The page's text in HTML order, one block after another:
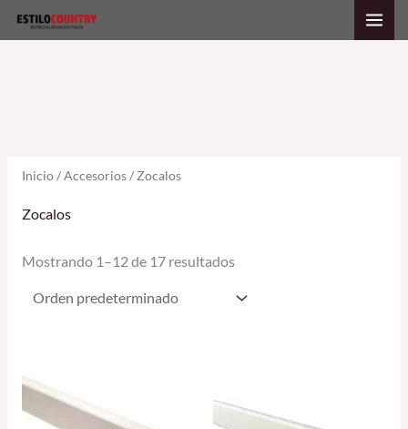
al
Inicio/Accesorios/ Zocalos
Zocalos
Mostrando 1–12 de 17 resultados